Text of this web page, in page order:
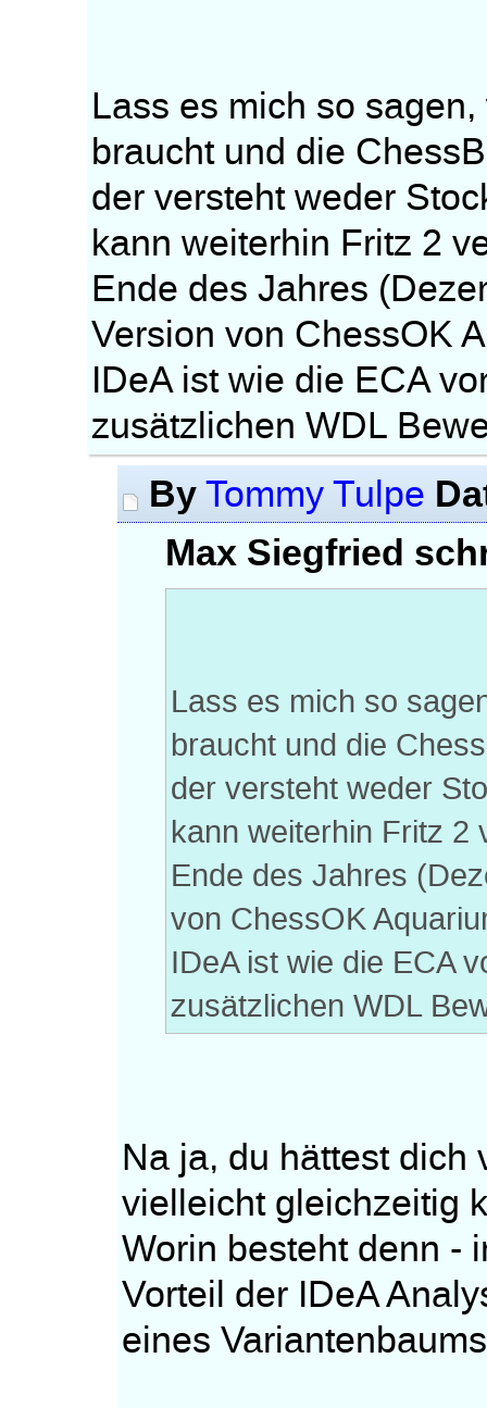
Lass es mich so
braucht und die
der versteht weder
kann weiterhin Fritz 2
Ende des Jahres
Version von ChessOK
IDeA ist wie die ECA
zusätzlichen WDL
By Tommy Tulpe
Max Siegfried
Lass es mich so
braucht und die
der versteht weder
kann weiterhin Fritz 2
Ende des Jahres
von ChessOK
IDeA ist wie die ECA
zusätzlichen WDL
Na ja, du hättest dich
vielleicht gleichzeitig
Worin besteht denn -
Vorteil der IDeA
eines